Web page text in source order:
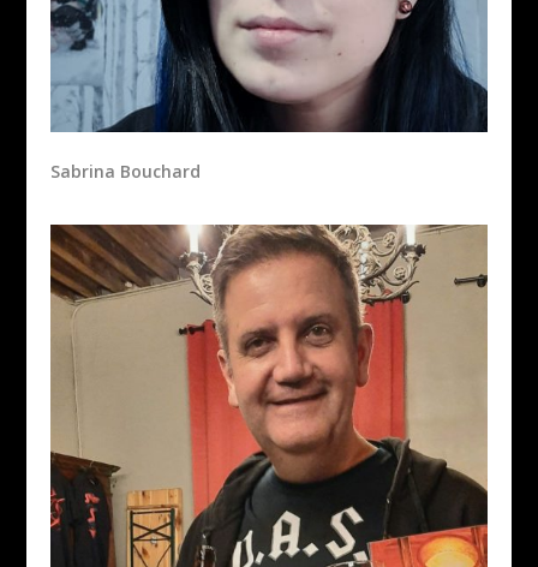
Sabrina Bouchard